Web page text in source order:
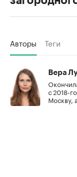
Авторы Теги
Вера
с 2018-
Москву,